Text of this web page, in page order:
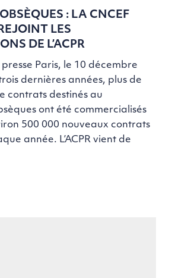
: LA CNCEF
LES
DE L’ACPR
Paris, le 10 décembre
dernières années, plus de
contrats destinés au
ont été commercialisés
500 000 nouveaux contrats
année. L’ACPR vient de